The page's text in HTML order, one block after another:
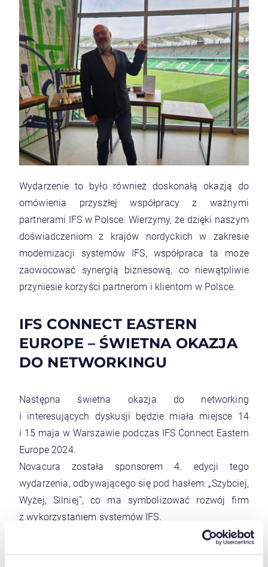
Wydarzenie to było również doskonałą okazją do
omówienia przyszłej współpracy z ważnymi
partnerami
IFS w Polsce. Wierzymy, że dzięki naszym
doświadczeniom z krajów nordyckich w zakresie
modernizacji systemów
IFS, współpraca ta może
zaowocować synergią biznesową, co niewątpliwie
przyniesie korzyści partnerom i klientom w Polsce.
IFS CONNECT EASTERN
EUROPE – ŚWIETNA OKAZJA
DO NETWORKINGU
Następna świetna okazja do networking
i interesujących dyskusji będzie miała miejsce 14
i 15 maja w Warszawie podczas IFS Connect Eastern
Europe 2024.
Novacura została sponsorem 4. edycji tego
wydarzenia, odbywającego się pod hasłem: „Szybciej,
Wyżej, Silniej”, co ma symbolizować rozwój firm
z wykorzystaniem systemów IFS.
Oprócz możliwości spotkań przy naszym stoisku,